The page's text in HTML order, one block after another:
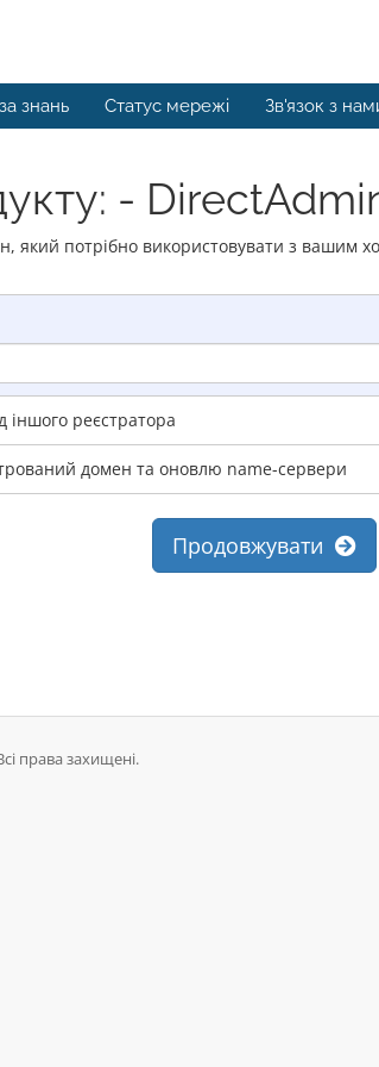
знань Статус мережі Зв'язок з
-
який потрібно використовувати з вашим
іншого реєстратора
домен та оновлю name-сервери
Продовжувати
права захищені.